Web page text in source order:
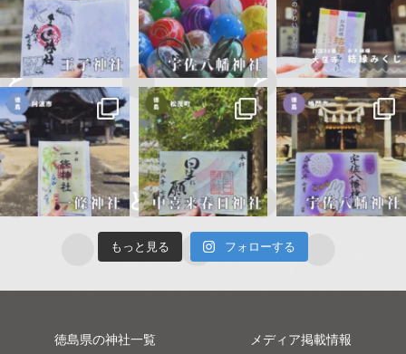
もっと見る フォローする
徳島県の神社一覧 メディア掲載情報